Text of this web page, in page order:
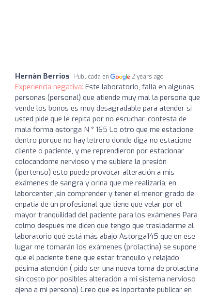
Hernàn Berrios Publicada en 2 years ago
Experiencia negativa: Este laboratorio, falla en algunas
personas (personal) que atiende muy mal la persona que
vende los bonos es muy desagradable para atender si
usted pide que le repita por no escuchar, contesta de
mala forma astorga N ° 165 Lo otro que me estacione
dentro porque no hay letrero donde diga no estacione
cliente o paciente, y me reprendieron por estacionar
colocandome nervioso y me subiera la presión
(ipertenso) esto puede provocar alteración a mis
exámenes de sangra y orina que me realizaria, en
laborcenter ,sin comprender y tener el menor grado de
enpatia de un profesional que tiene que velar por el
mayor tranquilidad del paciente para los exámenes Para
colmo después me dicen que tengo que trasladarme al
laboratorio qué está más abajo Astorga145 que en ese
lugar me tomarán los exámenes (prolactina) se supone
que el paciente tiene que estar tranquilo y relajado
pésima atención ( pido ser una nueva toma de prolactina
sin costo por posibles alteración a mi sistema nervioso
ajena a mi persona) Creo que es inportante publicar en